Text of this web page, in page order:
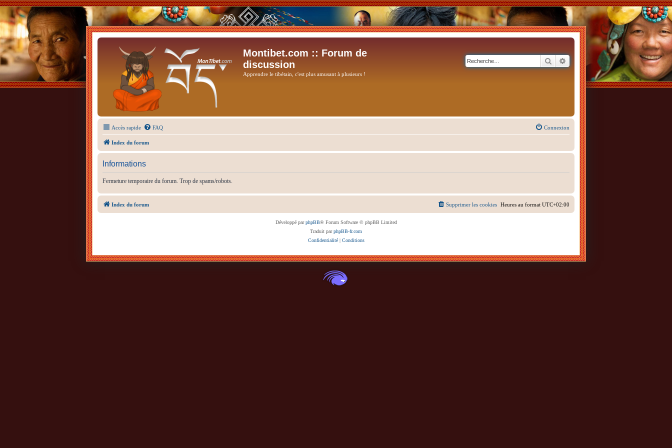
Montibet.com :: Forum de
discussion
Apprendre le tibétain, c'est plus amusant à plusieurs !
RechercherRecherche avancée
Accès rapide FAQ Connexion
Index du forum
Informations
Fermeture temporaire du forum. Trop de spams/robots.
Index du forum Heures au format UTC+02:00
Supprimer les cookies
Développé parphpBB® Forum Software © phpBB Limited
Traduit parphpBB-fr.com
Confidentialité| Conditions